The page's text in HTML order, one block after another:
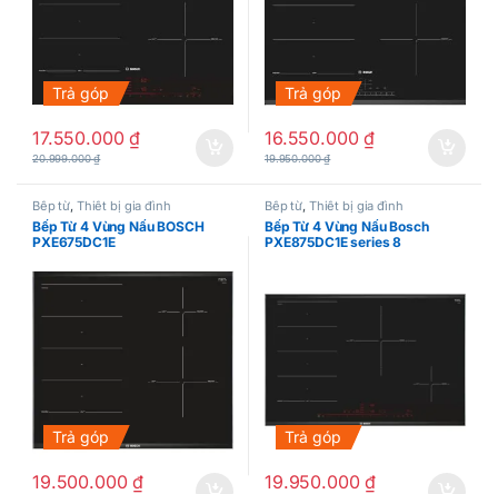
Trả góp
17.550.000₫
20.999.000₫
Trả góp
16.550.000₫
19.950.000₫
Bếp từ, Thiết bị gia đình
Bếp Từ 4 Vùng Nấu BOSCH
PXE675DC1E
Trả góp
19.500.000₫
Bếp từ, Thiết bị gia đình
Bếp Từ 4 Vùng Nấu Bosch
PXE875DC1E series 8
Trả góp
19.950.000₫